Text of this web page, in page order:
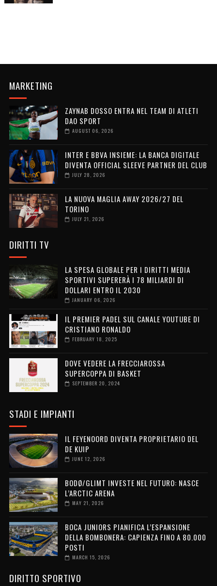
MARKETING
ZAYNAB DOSSO ENTRA NEL TEAM DI ATLETI
DAO SPORT
AUGUST 06, 2026
INTER E BBVA INSIEME: LA BANCA DIGITALE
DIVENTA OFFICIAL SLEEVE PARTNER DEL CLUB
JULY 28, 2026
LA NUOVA MAGLIA AWAY 2026/27 DEL
TORINO
JULY 21, 2026
DIRITTI TV
LA SPESA GLOBALE PER I DIRITTI MEDIA
SPORTIVI SUPERERÀ I 78 MILIARDI DI
DOLLARI ENTRO IL 2030
JANUARY 06, 2026
IL PREMIER PADEL SUL CANALE YOUTUBE DI
CRISTIANO RONALDO
FEBRUARY 18, 2025
DOVE VEDERE LA FRECCIAROSSA
SUPERCOPPA DI BASKET
SEPTEMBER 20, 2024
STADI E IMPIANTI
IL FEYENOORD DIVENTA PROPRIETARIO DEL
DE KUIP
JUNE 12, 2026
BODØ/GLIMT INVESTE NEL FUTURO: NASCE
L’ARCTIC ARENA
MAY 21, 2026
BOCA JUNIORS PIANIFICA L’ESPANSIONE
DELLA BOMBONERA: CAPIENZA FINO A 80.000
POSTI
MARCH 15, 2026
DIRITTO SPORTIVO